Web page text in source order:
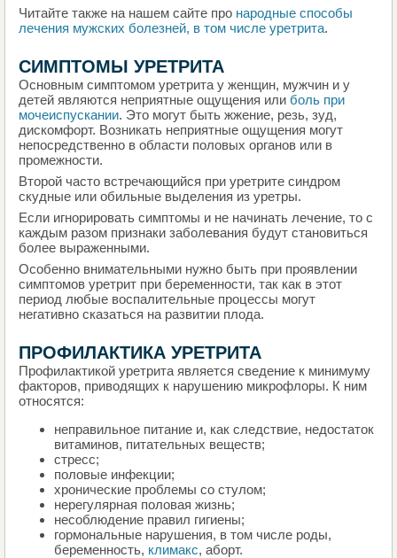
Читайте также на нашем сайте про народные способы
лечения мужских болезней, в том числе уретрита.
СИМПТОМЫ УРЕТРИТА
Основным симптомом уретрита у женщин, мужчин и у
детей являются неприятные ощущения или боль при
мочеиспускании. Это могут быть жжение, резь, зуд,
дискомфорт. Возникать неприятные ощущения могут
непосредственно в области половых органов или в
промежности.
Второй часто встречающийся при уретрите синдром
скудные или обильные выделения из уретры.
Если игнорировать симптомы и не начинать лечение, то с
каждым разом признаки заболевания будут становиться
более выраженными.
Особенно внимательными нужно быть при проявлении
симптомов уретрит при беременности, так как в этот
период любые воспалительные процессы могут
негативно сказаться на развитии плода.
ПРОФИЛАКТИКА УРЕТРИТА
Профилактикой уретрита является сведение к минимуму
факторов, приводящих к нарушению микрофлоры. К ним
относятся:
неправильное питание и, как следствие, недостаток
витаминов, питательных веществ;
стресс;
половые инфекции;
хронические проблемы со стулом;
нерегулярная половая жизнь;
несоблюдение правил гигиены;
гормональные нарушения, в том числе роды,
беременность, климакс, аборт.